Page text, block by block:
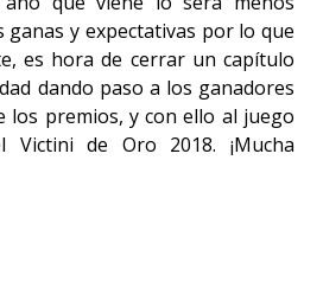
ganas y expectativas por lo que
es hora de cerrar un capítulo
dando paso a los ganadores
los premios, y con ello al juego
Victini de Oro 2018. ¡Mucha